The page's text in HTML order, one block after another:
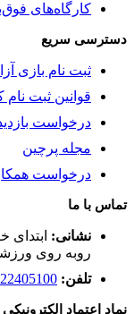
کارگاه‌های
دسترسی سریع
ثبت نام بازی
قوانین ثبت نام
درخواست
مجله پرچین
درخواست
تماس با ما
نشانی:
روبه روی
تلفن: 22405100
نماد اعتماد الکترونیکی